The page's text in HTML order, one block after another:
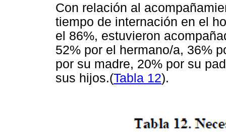
Con relación al
tiempo de internación en el
el 86%, estuvieron
52% por el hermano/a, 36%
por su madre, 20% por su
sus hijos.(Tabla 12).